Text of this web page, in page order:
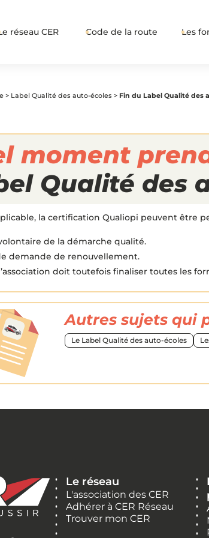
réseau CER Code de la route Les
> Label Qualité des auto-écoles > Fin du Label Qualité des
moment
Qualité des
la certification Qualiopi peuvent être
de la démarche qualité.
demande de renouvellement.
l’association doit toutefois finaliser toutes les
Autres sujets qui
Le Label Qualité des auto-écoles
Le réseau
L'association des CER
Adhérer à CER Réseau
Trouver mon CER